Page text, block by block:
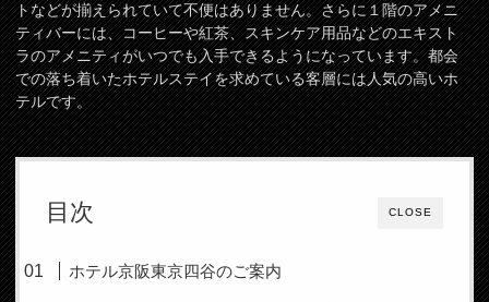
トなどが揃えられていて不便はありません。さらに１階のアメニ
ティバーには、コーヒーや紅茶、スキンケア用品などのエキスト
ラのアメニティがいつでも入手できるようになっています。都会
での落ち着いたホテルステイを求めている客層には人気の高いホ
テルです。
CLOSE
目次
ホテル京阪東京四谷のご案内